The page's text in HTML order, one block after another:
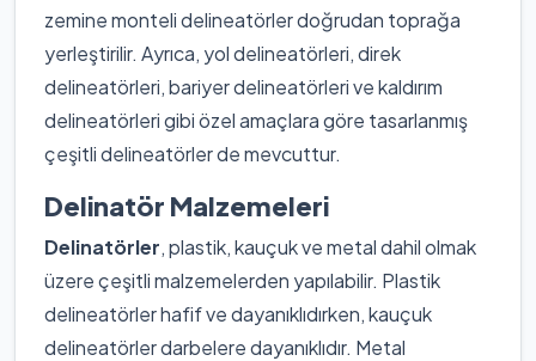
zemine monteli delineatörler doğrudan toprağa
yerleştirilir. Ayrıca, yol delineatörleri, direk
delineatörleri, bariyer delineatörleri ve kaldırım
delineatörleri gibi özel amaçlara göre tasarlanmış
çeşitli delineatörler de mevcuttur.
Delinatör Malzemeleri
Delinatörler, plastik, kauçuk ve metal dahil olmak
üzere çeşitli malzemelerden yapılabilir. Plastik
delineatörler hafif ve dayanıklıdırken, kauçuk
delineatörler darbelere dayanıklıdır. Metal